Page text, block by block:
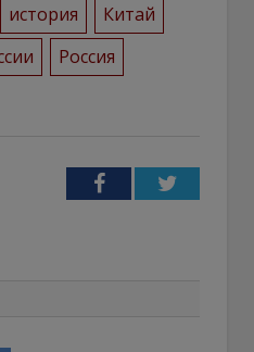
история
Китай
Россия
FacebookTwitter